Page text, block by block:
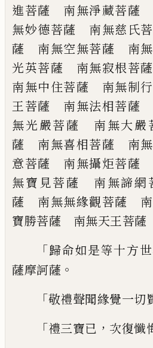
進菩薩 南無淨藏菩薩
無妙德菩薩 南無慈氏
薩 南無空無菩薩 南無
光英菩薩 南無寂根菩
南無中住菩薩 南無制
王菩薩 南無法相菩薩
無光嚴菩薩 南無大嚴
薩 南無喜相菩薩 南無
意菩薩 南無攝炬菩薩
無寶見菩薩 南無諦網
薩 南無無緣觀菩薩 南
寶勝菩薩 南無天王菩薩
「歸命如是等十方
薩摩訶薩 。
「敬禮聲聞緣覺一切
「禮三寶已 ， 次復懺